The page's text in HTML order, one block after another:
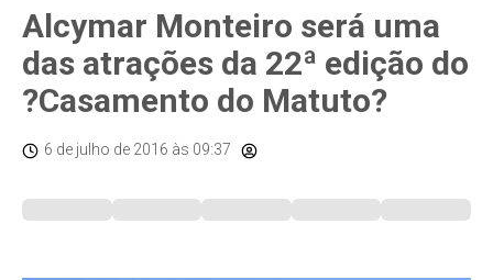
Alcymar Monteiro será uma
das atrações da 22ª edição do
?Casamento do Matuto?
6 de julho de 2016 às 09:37